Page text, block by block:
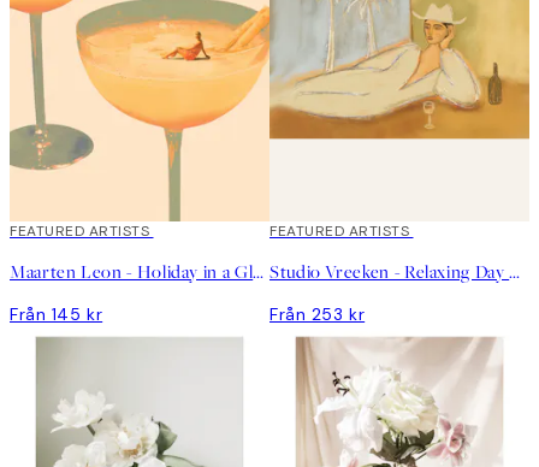
FEATURED ARTISTS
Maarten Leon - Holiday in a Glass No1 Poster
Från 145 kr
FEATURED ARTISTS
Studio Vreeken - Relaxing Day No1 Poster
Från 253 kr